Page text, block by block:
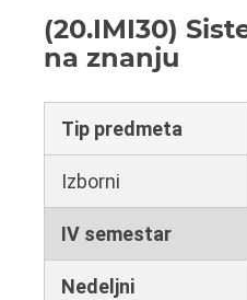
(20.IMI30)
na znanju
Tip predmeta
Izborni
IV semestar
Nedeljni